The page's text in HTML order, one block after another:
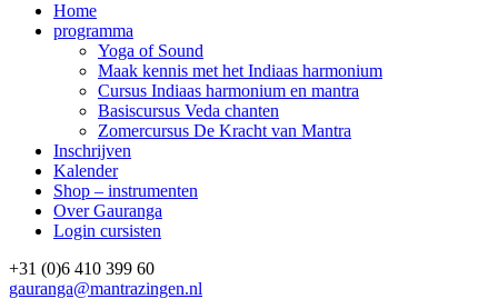
Home
programma
Yoga of Sound
Maak kennis met het Indiaas harmonium
Cursus Indiaas harmonium en mantra
Basiscursus Veda chanten
Zomercursus De Kracht van Mantra
Inschrijven
Kalender
Shop – instrumenten
Over Gauranga
Login cursisten
+31 (0)6 410 399 60
gauranga@mantrazingen.nl